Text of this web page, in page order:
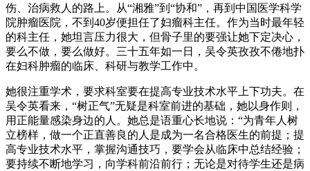
伤、治病救人的路上。从“湘雅”到“协和”，再到中国医学科学
院肿瘤医院，不到40岁便担任了妇瘤科主任。作为当时最年轻
的科主任，她坦言压力很大，但骨子里的要强让她下定决心，
要么不做，要么做好。三十五年如一日，吴令英孜孜不倦地扑
在妇科肿瘤的临床、科研与教学工作中。
她很注重学术，要求科室要在提高专业技术水平上下功夫。在
吴令英看来，“树正气”无疑是科室前进的基础，她以身作则，
用正能量感染身边的人。她总是语重心长地说：“为青年人树
立榜样，做一个正直善良的人是成为一名合格医生的前提；提
高专业技术水平，掌握沟通技巧，要学会从临床中总结经验；
要持续不断地学习，向学科前沿前行；无论是对待学生还是病